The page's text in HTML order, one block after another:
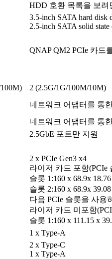
HDD 호환 목록을 보려
3.5-inch SATA hard disk
2.5-inch SATA solid state
QNAP QM2 PCIe 카드
2 (2.5G/1G/100M/10M)
네트워크 어댑터를 통
네트워크 어댑터를 통
2.5GbE 포트만 지원
2 x PCIe Gen3 x4
라이저 카드 포함(PCIe
슬롯 1:160 x 68.9x
슬롯 2:160 x 68.9x
다음 PCIe 슬롯을 사용
라이저 카드 미포함
슬롯 1:160 x 111.15 x
1 x Type-A
2 x Type-C
1 x Type-A